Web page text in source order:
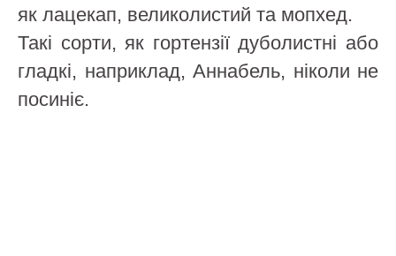
як лацекап, великолистий та мопхед.
Такі сорти, як гортензії дуболистні або
гладкі, наприклад, Аннабель, ніколи не
посиніє.